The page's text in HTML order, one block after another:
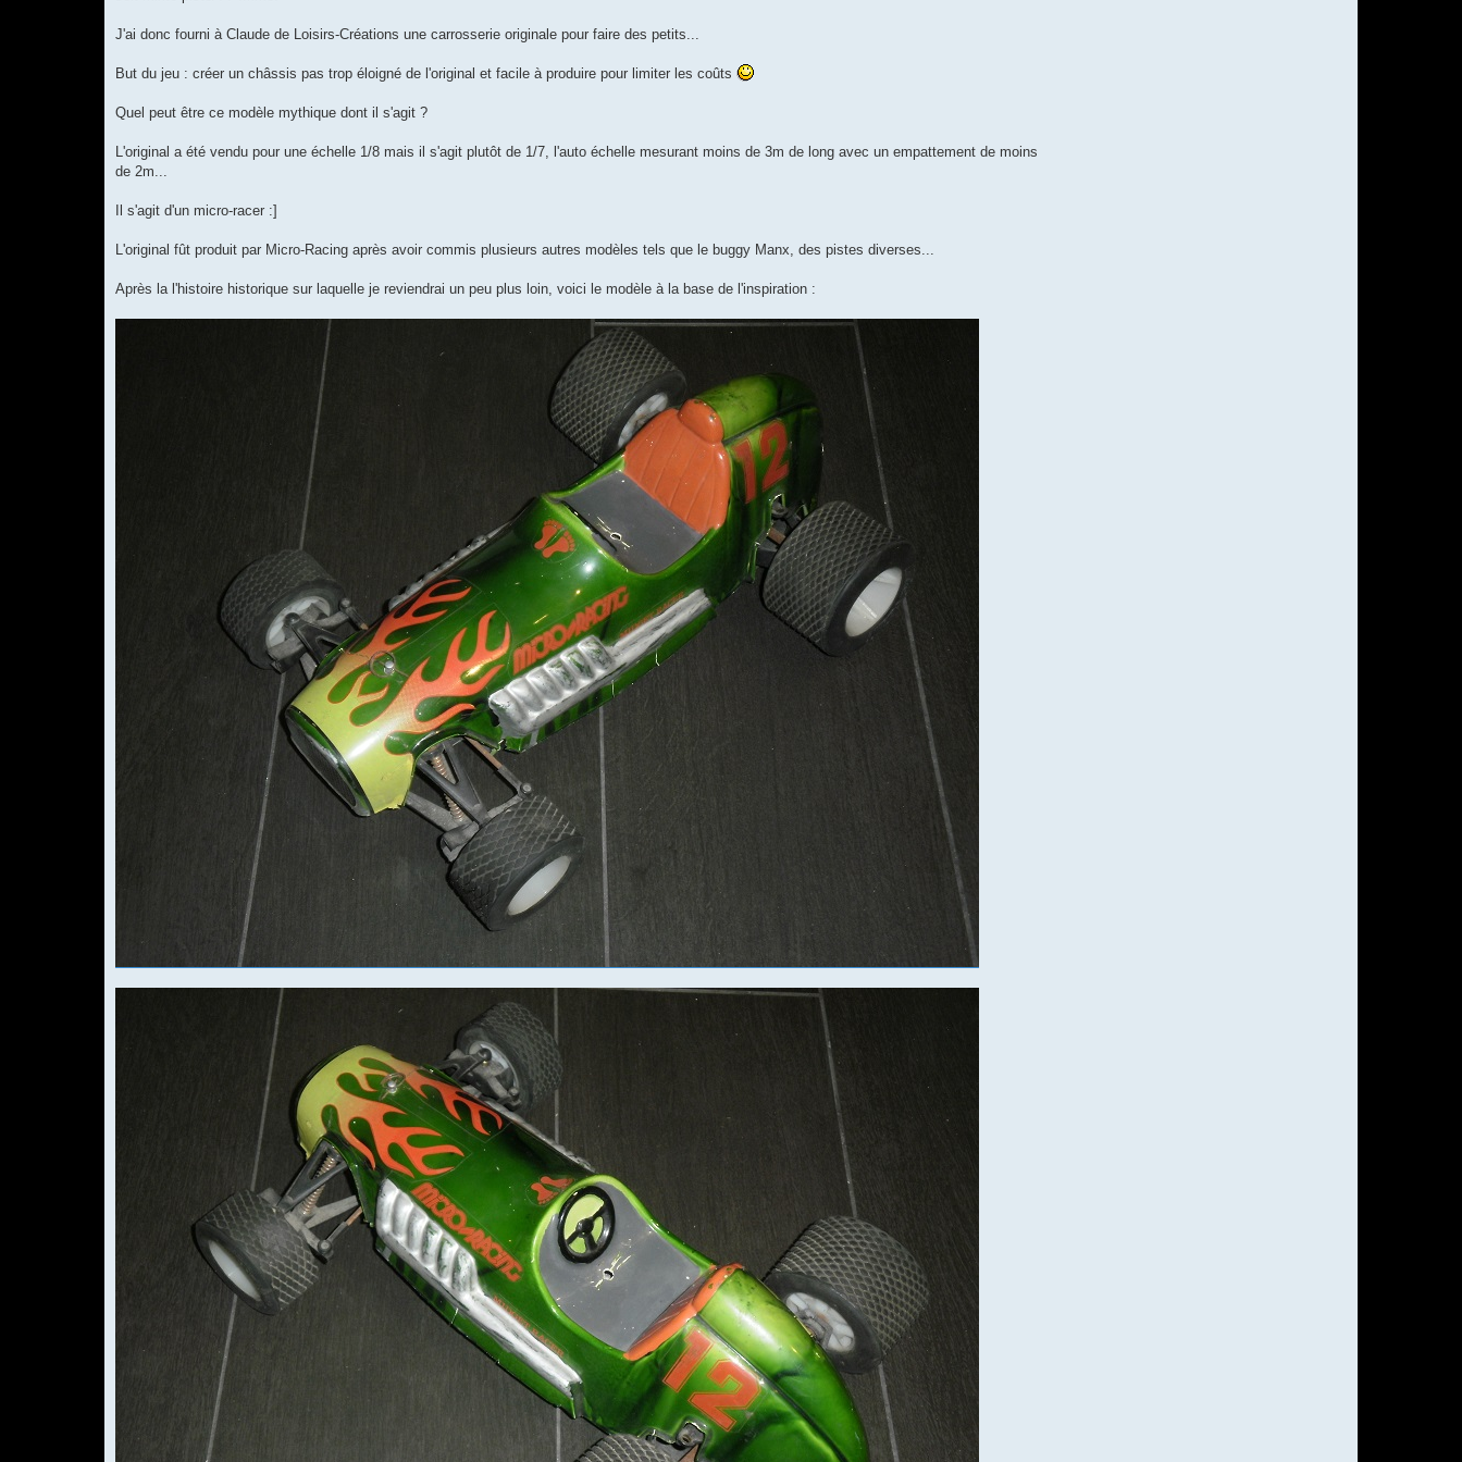
J'ai donc fourni à Claude de Loisirs-Créations une carrosserie originale pour faire des petits...
But du jeu : créer un châssis pas trop éloigné de l'original et facile à produire pour limiter les coûts
Quel peut être ce modèle mythique dont il s'agit ?
L'original a été vendu pour une échelle 1/8 mais il s'agit plutôt de 1/7, l'auto échelle mesurant moins de 3m de long avec un empattement de moins
de 2m...
Il s'agit d'un micro-racer :]
L'original fût produit par Micro-Racing après avoir commis plusieurs autres modèles tels que le buggy Manx, des pistes diverses...
Après la l'histoire historique sur laquelle je reviendrai un peu plus loin, voici le modèle à la base de l'inspiration :